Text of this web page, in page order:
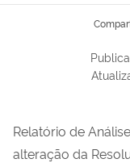
Relatório de
alteração da